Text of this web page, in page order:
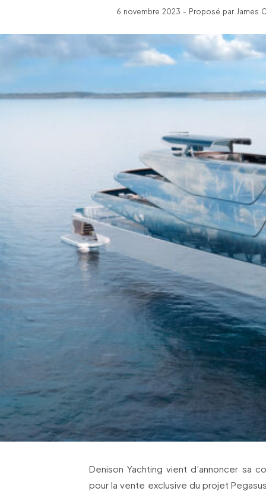
6 novembre 2023 - Proposé par James
Denison Yachting vient d’annoncer sa
pour la vente exclusive du projet